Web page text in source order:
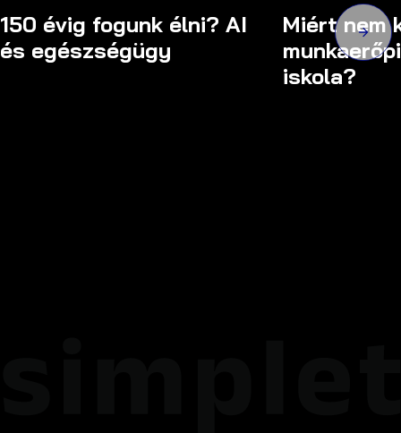
150 évig fogunk élni? AI
és egészségügy
Miért nem
iskola?